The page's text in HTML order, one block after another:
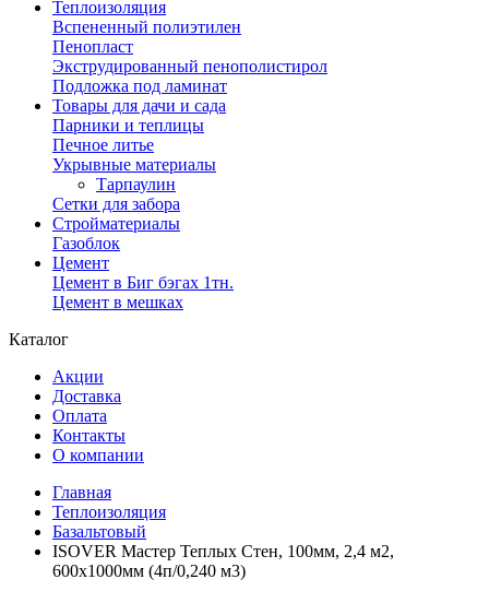
Теплоизоляция
Вспененный полиэтилен
Пенопласт
Экструдированный пенополистирол
Подложка под ламинат
Товары для дачи и сада
Парники и теплицы
Печное литье
Укрывные материалы
Тарпаулин
Сетки для забора
Стройматериалы
Газоблок
Цемент
Цемент в Биг бэгах 1тн.
Цемент в мешках
Каталог
Акции
Доставка
Оплата
Контакты
О компании
Главная
Теплоизоляция
Базальтовый
ISOVER Мастер Теплых Стен, 100мм, 2,4 м2,
600х1000мм (4п/0,240 м3)